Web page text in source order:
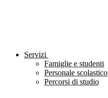
Servizi
Famiglie e studenti
Personale scolastico
Percorsi di studio